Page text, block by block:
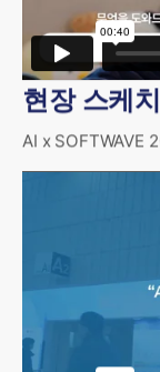
현장 스케치
AI x SOFTWAVE